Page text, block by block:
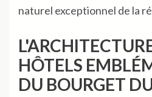
naturel exceptionnel de la
HÔTELS
DU BOURGET